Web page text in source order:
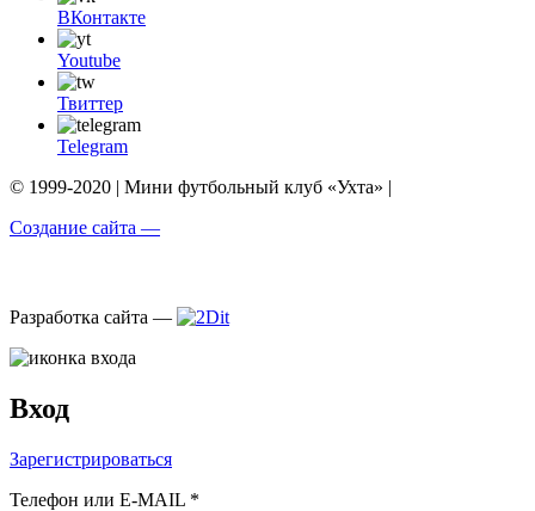
ВКонтакте
Youtube
Твиттер
Telegram
© 1999-2020 | Мини футбольный клуб «Ухта» |
Создание сайта —
Разработка сайта —
Вход
Зарегистрироваться
Телефон или E-MAIL *